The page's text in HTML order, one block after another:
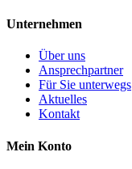
Unternehmen
Über uns
Ansprechpartner
Für Sie unterwegs
Aktuelles
Kontakt
Mein Konto